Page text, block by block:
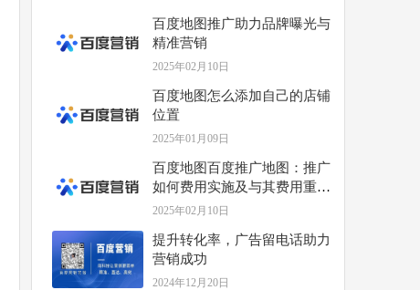
百度地图推广助力品牌曝光与
精准营销
2025年02月10日
百度地图怎么添加自己的店铺
位置
2025年01月09日
百度地图百度推广地图：推广
如何费用实施及与其费用重要
分析性
2025年02月10日
提升转化率，广告留电话助力
营销成功
2024年12月20日